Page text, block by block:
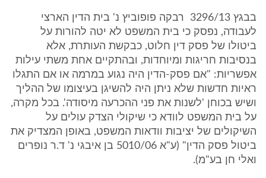
בבגץ 3296/13 ‏ ‏רבקה פופוביץ נ' בית הדין הארצי
לעבודה, נפסק כי בית המשפט לא יטה להורות על
ביטולו של פסק דין חלוט, כבקשת העותרת, אלא
בנסיבות חריגות ומיוחדות, ובהתקיים אחת משתי עילות
אפשריות: "אם פסק-הדין היה נגוע במרמה או אם התגלו
ראיות חדשות שלא ניתן היה להשיגן בעיצומו של ההליך
ושיש בכוחן 'לשנות את פני ההכרעה מיסודה'. בכל מקרה,
על בית המשפט לוודא כי שיקולי הצדק עולים על
השיקולים של יציבות וודאות המשפט, באופן המצדיק את
ביטול פסק הדין" (ע"א 5010/06 בן איבגי נ' ד.ר נופרים
ואלי חן בע"מ).